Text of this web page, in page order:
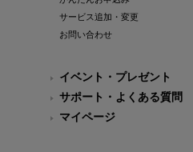
サービス追加・変更
お問い合わせ
イベント・プレゼント
サポート・よくある質問
マイページ